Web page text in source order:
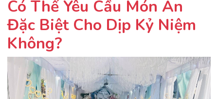
Có Thể Yêu Cầu Món Ăn
Đặc Biệt Cho Dịp Kỷ Niệm
Không?